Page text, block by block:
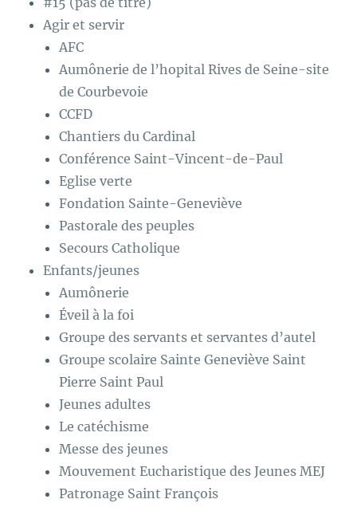
Agir et servir
AFC
Aumônerie de l’hopital Rives de Seine-site
de Courbevoie
CCFD
Chantiers du Cardinal
Conférence Saint-Vincent-de-Paul
Eglise verte
Fondation Sainte-Geneviève
Pastorale des peuples
Secours Catholique
Enfants/jeunes
Aumônerie
Éveil à la foi
Groupe des servants et servantes d’autel
Groupe scolaire Sainte Geneviève Saint
Pierre Saint Paul
Jeunes adultes
Le catéchisme
Messe des jeunes
Mouvement Eucharistique des Jeunes MEJ
Patronage Saint François